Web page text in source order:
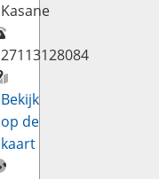
Kasane
27113128084
Bekijk
op de
kaart